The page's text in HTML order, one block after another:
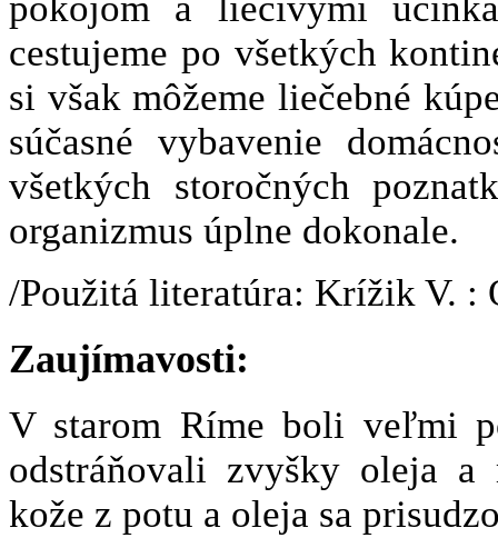
cestujeme po všetkých
si však môžeme liečebné
súčasné vybavenie
všetkých storočných
organizmus úplne dokonale.
/Použitá literatúra: Krížik V. :
Zaujímavosti:
V starom Ríme boli veľmi
odstráňovali zvyšky oleja a
kože z potu a oleja sa